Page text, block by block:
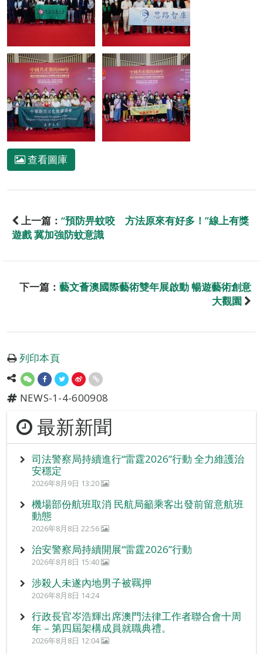
查看圖庫
上一篇： “預防畀蚊咬 方法原來有好多！”線上有獎
遊戲 冀加強防蚊意識
下一篇： 藝文薈澳國際藝術雙年展啟動 暢遊藝術創意
大觀園
列印本頁
NEWS-1-4-600908
最新新聞
司法警察局持續進行“雷霆2026”行動 全力維護治
安穩定
2026年8月9日 13:20
機場部份航班取消 民航局籲乘客出發前留意航班
動態
2026年8月8日 22:56
治安警察局持續開展“雷霆2026”行動
2026年8月8日 15:40
涉殺人未遂內地男子被羈押
2026年8月8日 14:24
行政長官岑浩輝出席澳門法律工作者聯合會十周
年 – 第四屆架構成員就職典禮。
2026年8月8日 12:04